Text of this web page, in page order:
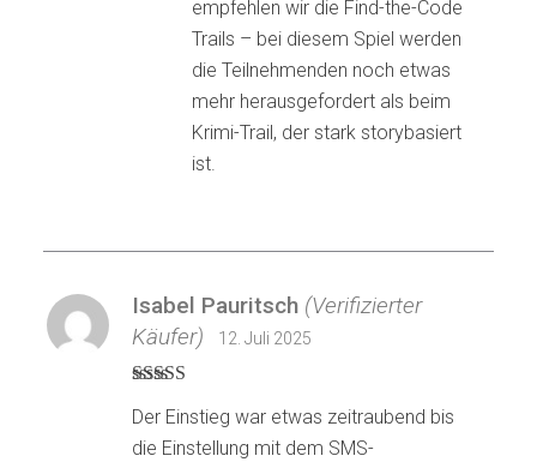
empfehlen wir die Find-the-Code
Trails – bei diesem Spiel werden
die Teilnehmenden noch etwas
mehr herausgefordert als beim
Krimi-Trail, der stark storybasiert
ist.
mit 4von
5
Isabel Pauritsch (Verifizierter
Käufer)
12. Juli 2025
Der Einstieg war etwas zeitraubend bis
die Einstellung mit dem SMS-